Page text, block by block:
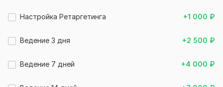
!!! КЕЙС СО СТАТИСТИКОЙ ТУТ 2.jpg
Настройка Ретаргетинга +1 000 ₽
Ведение 3 дня +2 500 ₽
Ведение 7 дней +4 000 ₽